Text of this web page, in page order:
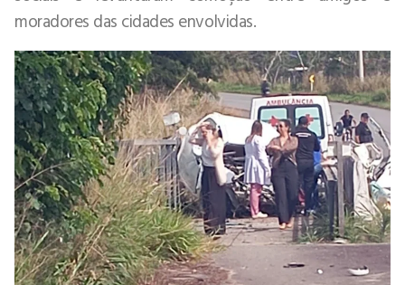
moradores das cidades envolvidas.